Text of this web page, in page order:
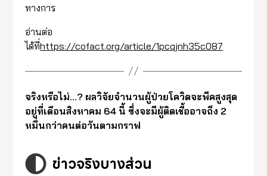
ทางการ
อ่านต่อ
ได้ที่https://cofact.org/article/1pcqjnh35c087
จริงหรือไม่…? ผลวิจัย​จำนวนผู้ป่วยโควิดจะพีคสูง​สุด​
อยู่ที่เดือนสิงหาคม​ 64 นี้ ซึ่งจะมีผู้ติดเชื้อ​อาจถึง 2
หมื่นกว่าคนต่อวันตามกราฟ
ข่าวจริงบางส่วน